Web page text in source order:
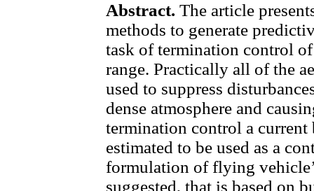
Abstract. The article
methods to generate
task of termination control
range. Practically all of the
used to suppress
dense atmosphere and
termination control a
estimated to be used as a
formulation of flying
suggested, that is based on